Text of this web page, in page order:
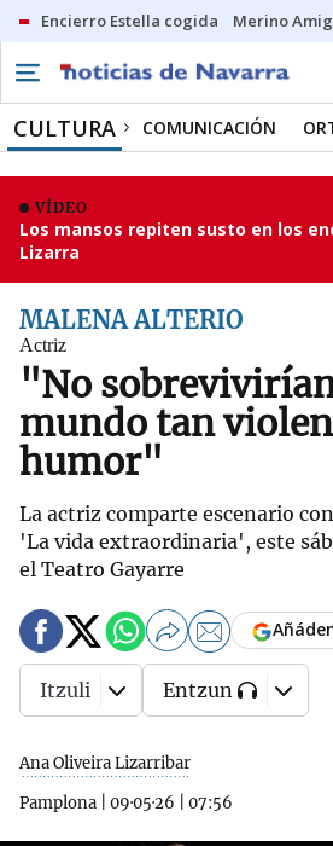
Encierro Estella cogida Merino
CULTURA COMUNICACIÓN
VÍDEO
Los mansos repiten susto en los
Lizarra
MALENA ALTERIO
Actriz
"No
mundo tan
humor"
La actriz comparte escenario
'La vida extraordinaria', este
el Teatro Gayarre
Ana Oliveira Lizarribar
Pamplona
09·05·26 07:56
Itzuli Entzun